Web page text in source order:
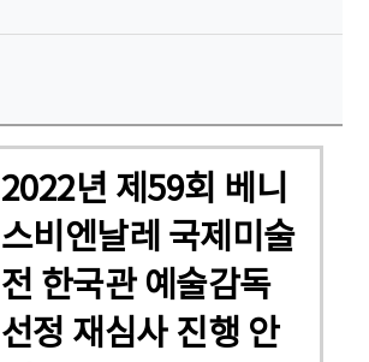
2022년 제59회 베니
스비엔날레 국제미술
전 한국관 예술감독
선정 재심사 진행 안